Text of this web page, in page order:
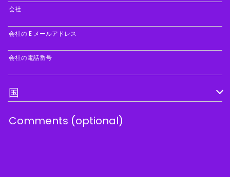
会社
会社の E メールアドレス
会社の電話番号